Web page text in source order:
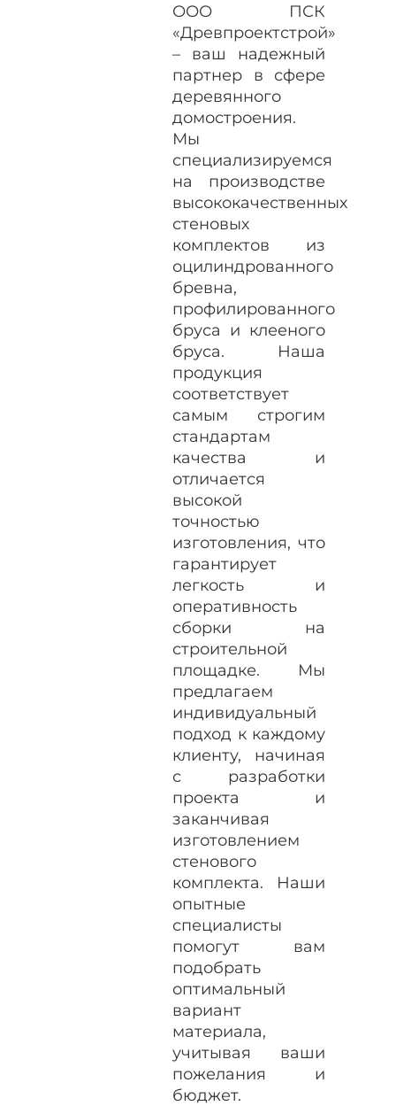
ООО ПСК
«Древпроектстрой»
– ваш надежный
партнер в сфере
деревянного
домостроения.
Мы
специализируемся
на производстве
высококачественных
стеновых
комплектов из
оцилиндрованного
бревна,
профилированного
бруса и клееного
бруса. Наша
продукция
соответствует
самым строгим
стандартам
качества и
отличается
высокой
точностью
изготовления, что
гарантирует
легкость и
оперативность
сборки на
строительной
площадке. Мы
предлагаем
индивидуальный
подход к каждому
клиенту, начиная
с разработки
проекта и
заканчивая
изготовлением
стенового
комплекта. Наши
опытные
специалисты
помогут вам
подобрать
оптимальный
вариант
материала,
учитывая ваши
пожелания и
бюджет.